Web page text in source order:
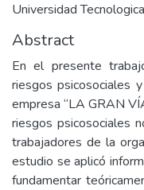
Universidad
Abstract
En el presente
riesgos psicosociales
empresa “LA GRAN
riesgos psicosociales
trabajadores de la
estudio se aplicó
fundamentar